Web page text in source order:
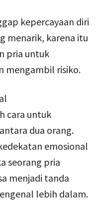
kepercayaan diri
menarik, karena itu
pria untuk
mengambil risiko.
cara untuk
dua orang.
emosional
seorang pria
menjadi tanda
lebih dalam.